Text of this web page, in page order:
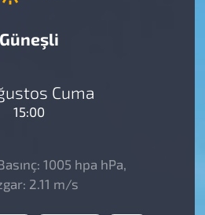
Güneşli
Cuma
15:00
1005 hpa hPa,
2.11 m/s